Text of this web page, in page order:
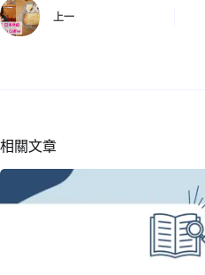
上一
相關文章